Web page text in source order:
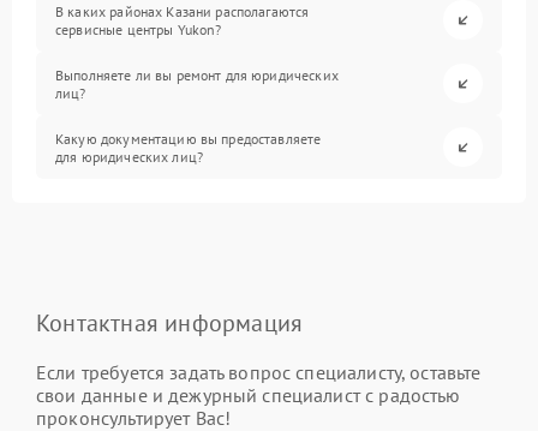
В каких районах Казани располагаются
сервисные центры Yukon?
Выполняете ли вы ремонт для юридических
лиц?
Какую документацию вы предоставляете
для юридических лиц?
Контактная информация
Если требуется задать вопрос специалисту, оставьте
свои данные и дежурный специалист с радостью
проконсультирует Вас!